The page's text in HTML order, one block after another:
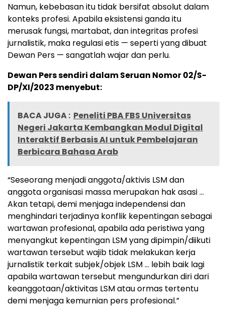
Namun, kebebasan itu tidak bersifat absolut dalam
konteks profesi. Apabila eksistensi ganda itu
merusak fungsi, martabat, dan integritas profesi
jurnalistik, maka regulasi etis — seperti yang dibuat
Dewan Pers — sangatlah wajar dan perlu.
Dewan Pers sendiri dalam Seruan Nomor 02/S-
DP/XI/2023 menyebut:
BACA JUGA : Peneliti PBA FBS Universitas
Negeri Jakarta Kembangkan Modul Digital
Interaktif Berbasis AI untuk Pembelajaran
Berbicara Bahasa Arab
“Seseorang menjadi anggota/aktivis LSM dan
anggota organisasi massa merupakan hak asasi …
Akan tetapi, demi menjaga independensi dan
menghindari terjadinya konflik kepentingan sebagai
wartawan profesional, apabila ada peristiwa yang
menyangkut kepentingan LSM yang dipimpin/diikuti
wartawan tersebut wajib tidak melakukan kerja
jurnalistik terkait subjek/objek LSM … lebih baik lagi
apabila wartawan tersebut mengundurkan diri dari
keanggotaan/aktivitas LSM atau ormas tertentu
demi menjaga kemurnian pers profesional.”